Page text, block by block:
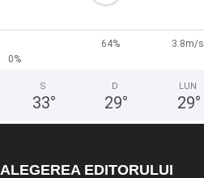
64%
3.8m/s
0%
S
33°
D
29°
LUN
29°
ALEGEREA EDITORULUI